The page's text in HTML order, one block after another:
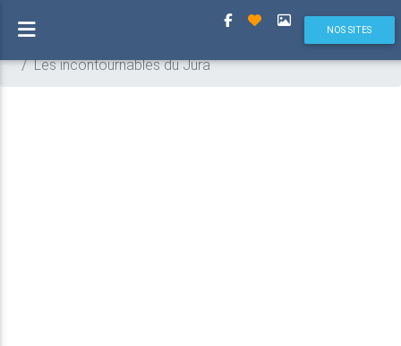
(current)
NOS SITES
Village médiéval de Nozeroy
Previous
Next
Les incontournables du Jura